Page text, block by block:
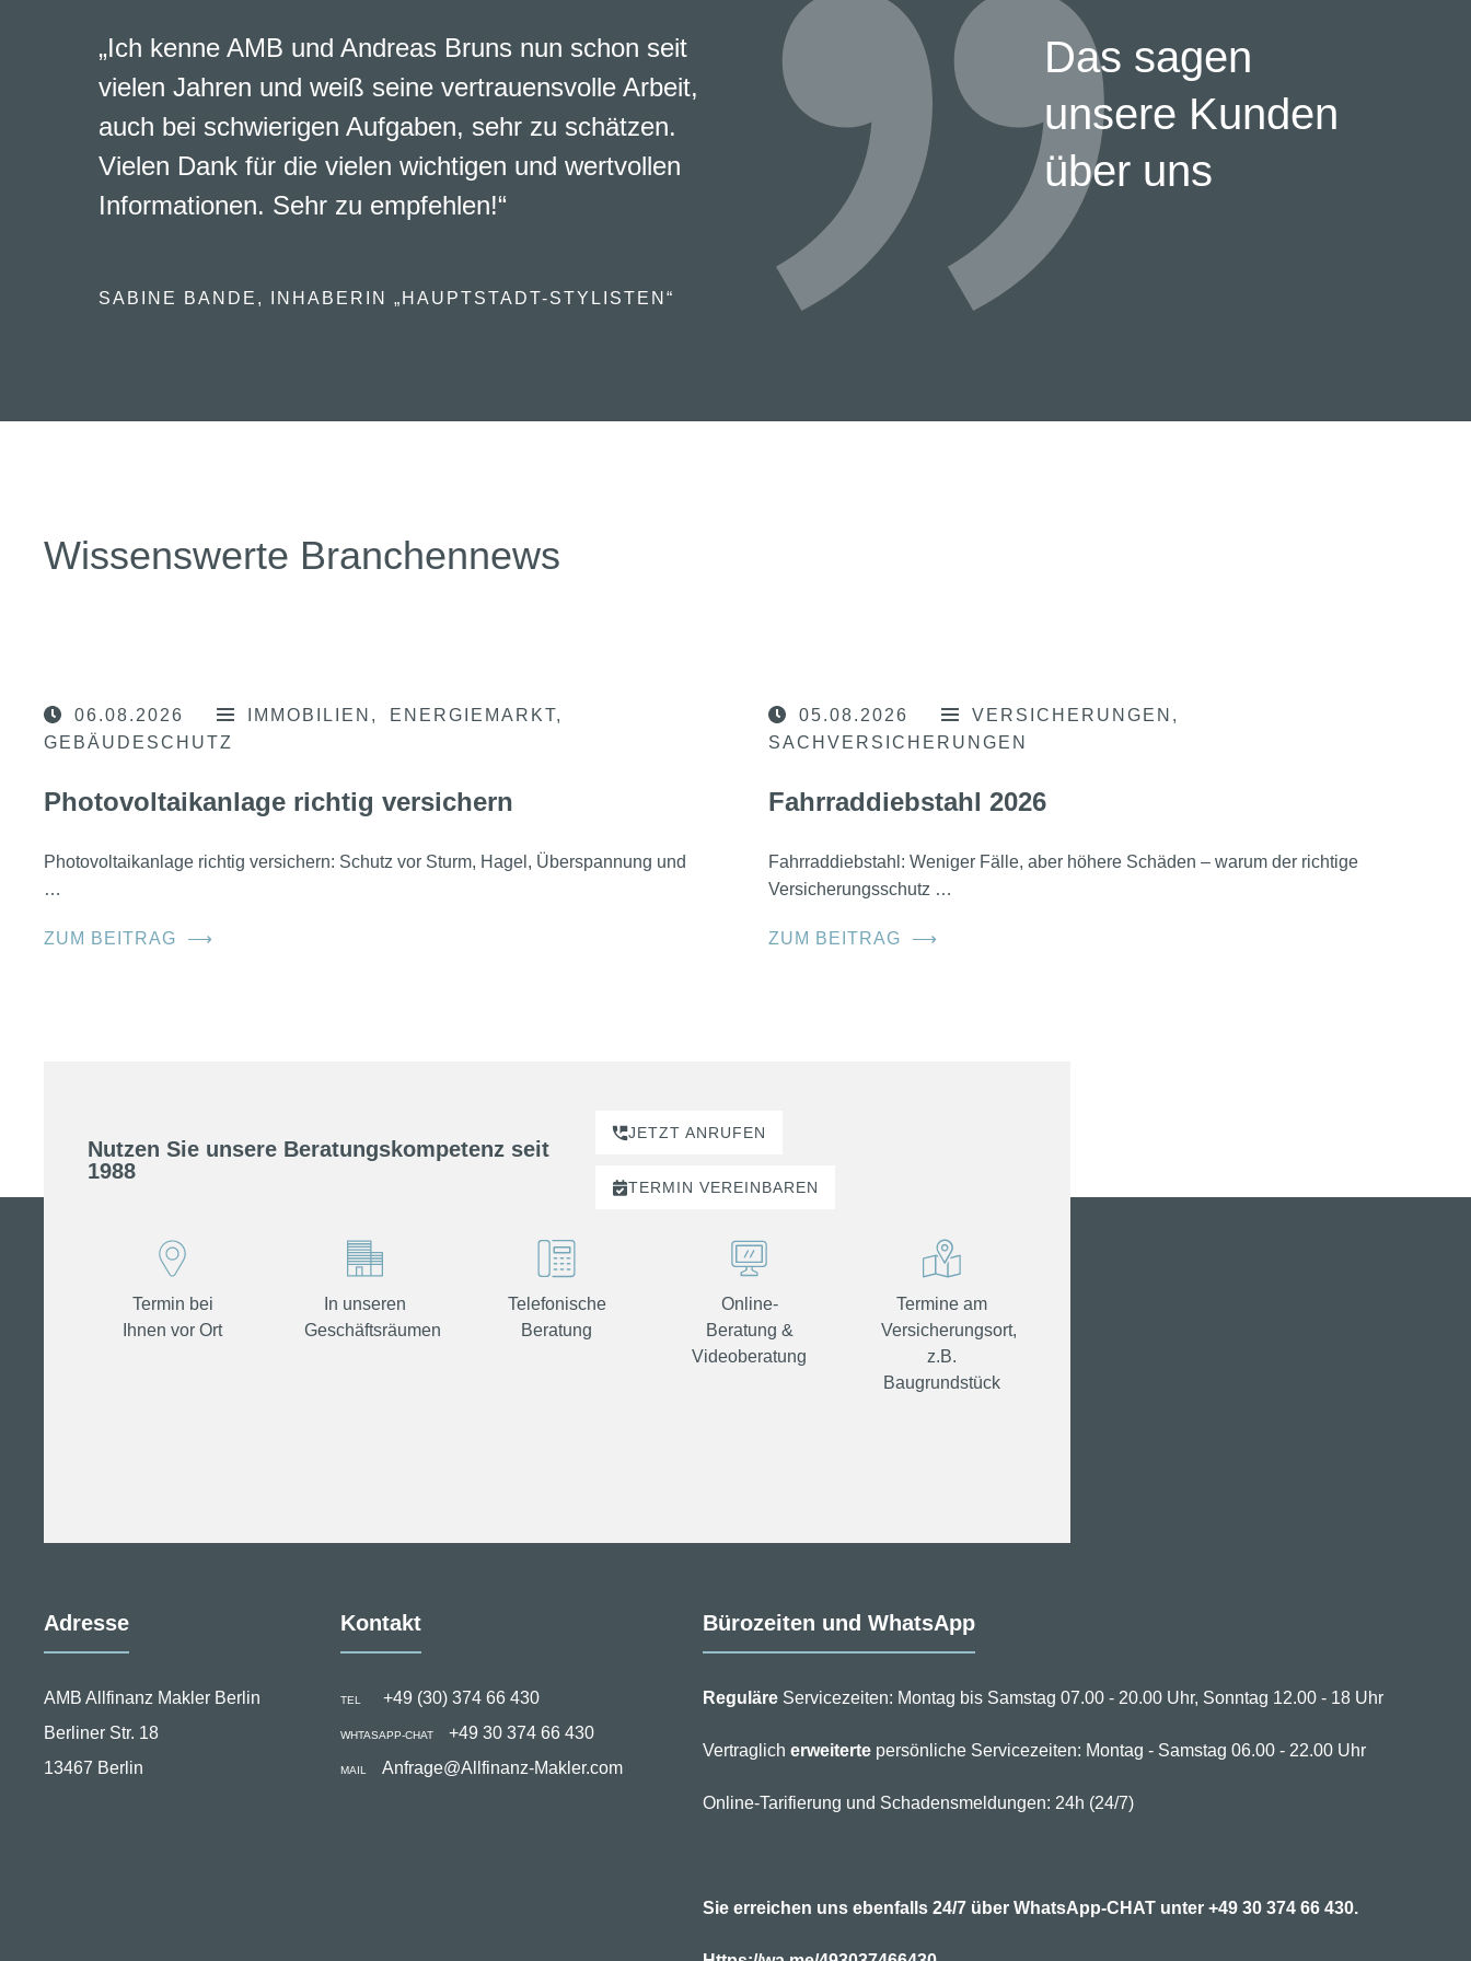
Das sagen
unsere Kunden
über uns
„Ich kenne AMB und Andreas Bruns nun schon seit
vielen Jahren und weiß seine vertrauensvolle Arbeit,
auch bei schwierigen Aufgaben, sehr zu schätzen.
Vielen Dank für die vielen wichtigen und wertvollen
Informationen. Sehr zu empfehlen!“
SABINE BANDE, INHABERIN „HAUPTSTADT-STYLISTEN“
Wissenswerte Branchennews
06.08.2026 IMMOBILIEN
ENERGIEMARKT
GEBÄUDESCHUTZ
Photovoltaikanlage richtig versichern
Photovoltaikanlage richtig versichern: Schutz vor Sturm, Hagel, Überspannung und
…
ZUM BEITRAG ⟶
05.08.2026
VERSICHERUNGEN
SACHVERSICHERUNGEN
Fahrraddiebstahl 2026
Fahrraddiebstahl: Weniger Fälle, aber höhere Schäden – warum der richtige
Versicherungsschutz …
ZUM BEITRAG ⟶
Nutzen Sie unsere Beratungskompetenz seit
1988
JETZT ANRUFEN
TERMIN VEREINBAREN
Termin bei
Ihnen vor Ort
In unseren
Geschäftsräumen
Telefonische
Beratung
Online-
Beratung &
Videoberatung
Termine am
Versicherungsort,
z.B.
Baugrundstück
Adresse
AMB Allfinanz Makler Berlin
Berliner Str. 18
13467 Berlin
Kontakt
TEL +49 (30) 374 66 430
WHTASAPP-CHAT +49 30 374 66 430
MAIL Anfrage@Allfinanz-Makler.com
Bürozeiten und WhatsApp
ReguläreServicezeiten: Montag bis Samstag 07.00 - 20.00 Uhr, Sonntag 12.00 - 18 Uhr
Vertraglich erweitertepersönliche Servicezeiten: Montag - Samstag 06.00 - 22.00 Uhr
Online-Tarifierung und Schadensmeldungen: 24h (24/7)
Sie erreichen uns ebenfalls 24/7 über WhatsApp-CHAT unter +49 30 374 66 430.